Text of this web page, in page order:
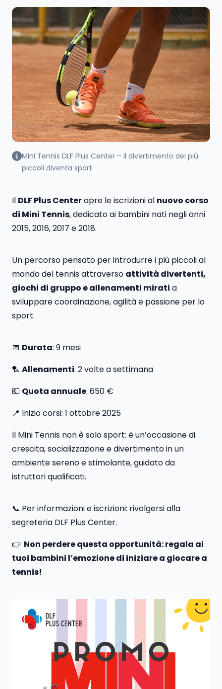
Mini Tennis DLF Plus Center – il divertimento dei più
piccoli diventa sport.
Il DLF Plus Centerapre le iscrizioni al nuovo corso
di Mini Tennis, dedicato ai bambini nati negli anni
2015, 2016, 2017 e 2018.
Un percorso pensato per introdurre i più piccoli al
mondo del tennis attraverso attività divertenti,
giochi di gruppo e allenamenti mirati a
sviluppare coordinazione, agilità e passione per lo
sport.
📅 Durata: 9 mesi
🏸 Allenamenti: 2 volte a settimana
💶 Quota annuale: 650 €
📍 Inizio corsi: 1 ottobre 2025
Il Mini Tennis non è solo sport: è un’occasione di
crescita, socializzazione e divertimento in un
ambiente sereno e stimolante, guidato da
istruttori qualificati.
📞 Per informazioni e iscrizioni: rivolgersi alla
segreteria DLF Plus Center.
👉 Non perdere questa opportunità: regala ai
tuoi bambini l’emozione di iniziare a giocare a
tennis!